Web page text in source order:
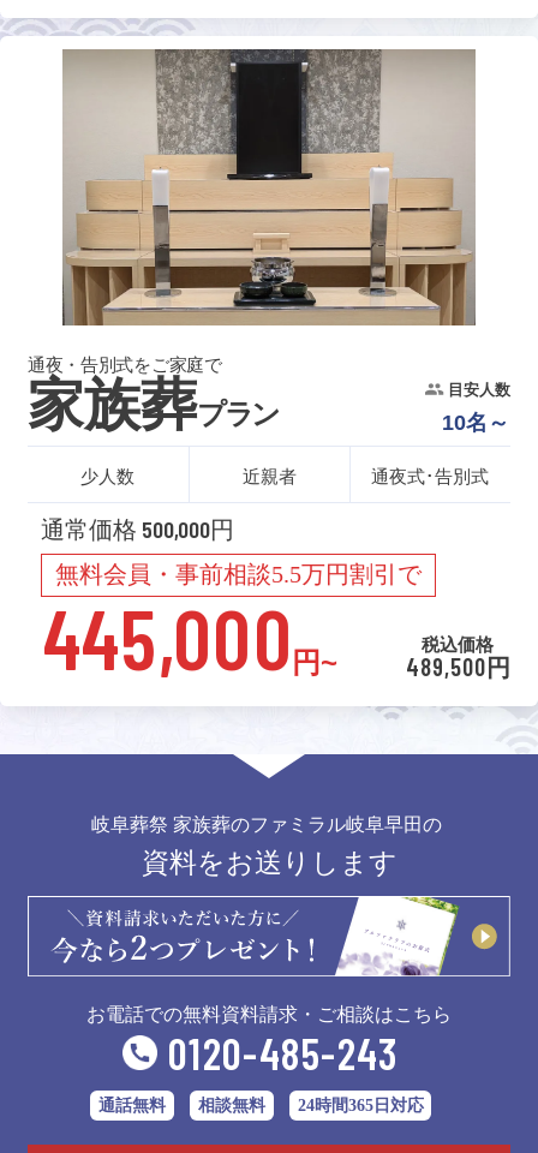
通夜・告別式をご家庭で
家族葬プラン
目安人数
10名～
少人数 近親者 通夜式･告別式
通常価格 500,000円
無料会員・事前相談5.5万円割引で
445,000 円~
税込価格
489,500円
岐阜葬祭 家族葬のファミラル岐阜早田の
資料をお送りします
お電話での無料資料請求・ご相談はこちら
0120-485-243
通話無料 相談無料 24時間365日対応